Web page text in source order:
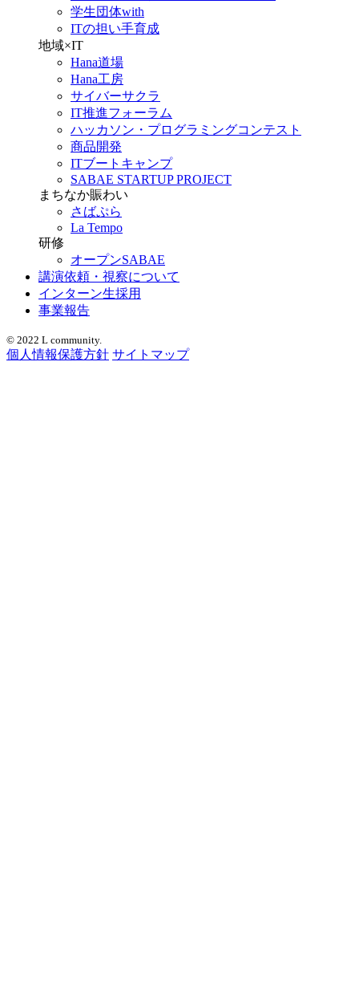
学生団体with
ITの担い手育成
地域×IT
Hana道場
Hana工房
サイバーサクラ
IT推進フォーラム
ハッカソン・プログラミングコンテスト
商品開発
ITブートキャンプ
SABAE STARTUP PROJECT
まちなか賑わい
さばぷら
La Tempo
研修
オープンSABAE
講演依頼・視察について
インターン生採用
事業報告
© 2022 L community.
個人情報保護方針 サイトマップ